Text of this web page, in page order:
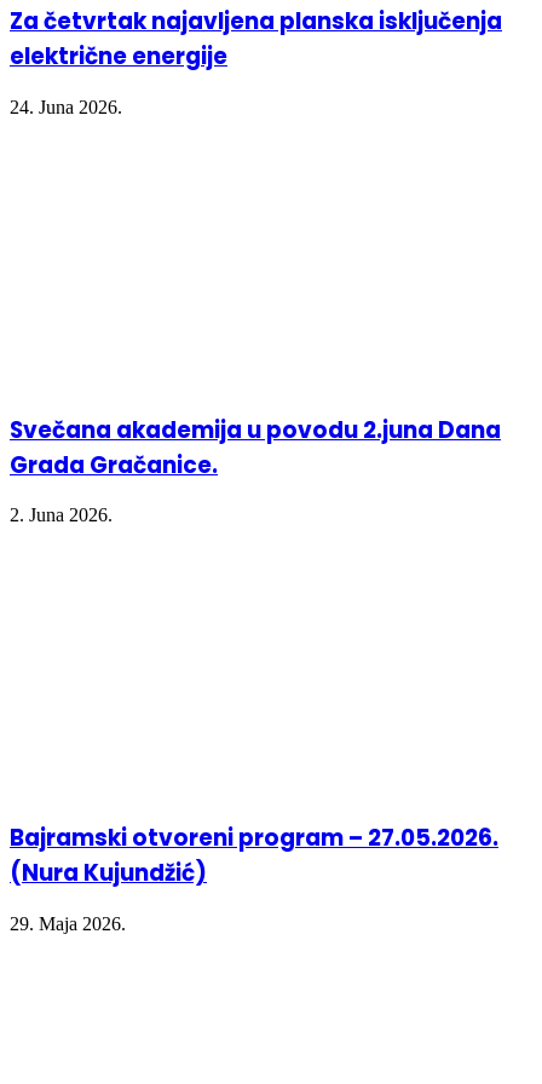
Za četvrtak najavljena planska isključenja
električne energije
24. Juna 2026.
Svečana akademija u povodu 2.juna Dana
Grada Gračanice.
2. Juna 2026.
Bajramski otvoreni program – 27.05.2026.
(Nura Kujundžić)
29. Maja 2026.